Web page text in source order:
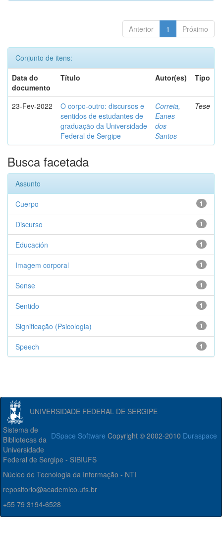
Anterior 1 Próximo
Conjunto de itens:
Data do
documento
Título Autor(es) Tipo
23-Fev-2022
O corpo-outro: discursos e
sentidos de estudantes de
graduação da Universidade
Federal de Sergipe
Correia,
Eanes
dos
Santos
Tese
Busca facetada
Assunto
1
Cuerpo
1
Discurso
1
Educación
1
Imagem corporal
1
Sense
1
Sentido
1
Significação (Psicologia)
1
Speech
UNIVERSIDADE FEDERAL DE SERGIPE
DSpace Software Copyright © 2002-2010 Duraspace
Sistema de
Bibliotecas da
Universidade
Federal de Sergipe - SIBIUFS
Núcleo de Tecnologia da Informação - NTI
repositorio@academico.ufs.br
+55 79 3194-6528